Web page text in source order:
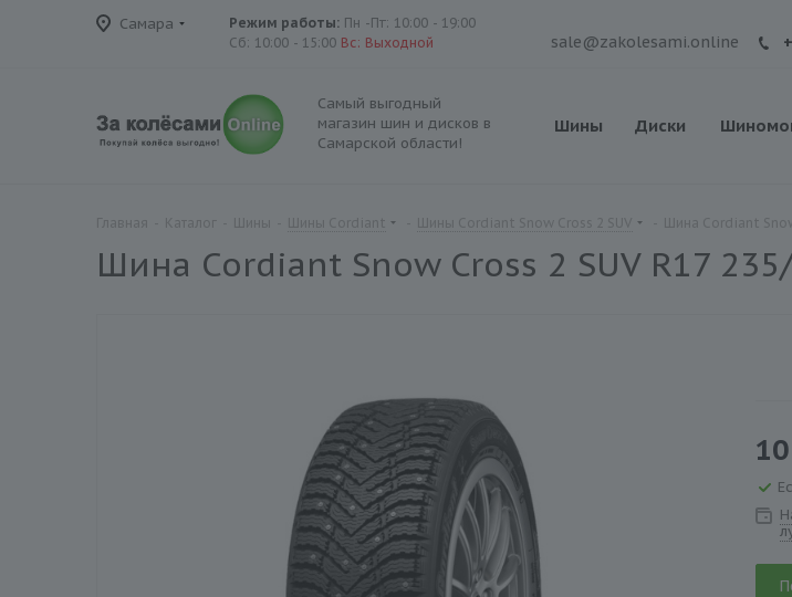
Самара Режим работы: Пн -Пт: 10:00 - 19:00
Сб: 10:00 - 15:00 Вс: Выходной sale@zakolesami.online
Самый выгодный
магазин шин и дисков в
Самарской области!
Шины Диски
Шина Cordiant Snow Cross 2 SUV R17